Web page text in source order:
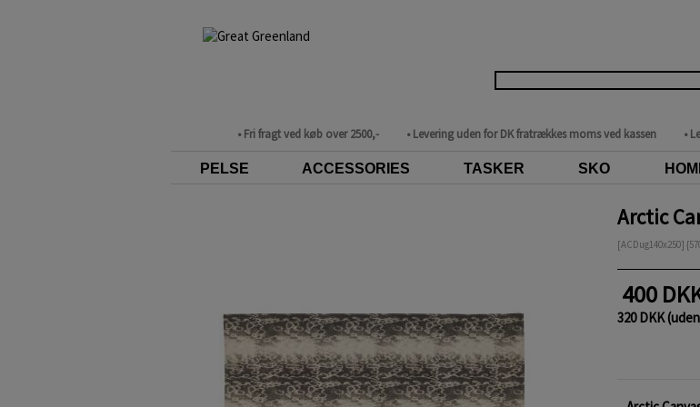
• Fri fragt ved køb over 2500,- • Levering uden for DK fratrækkes moms ved kassen •
PELSE ACCESSORIES TASKER SKO
Arctic
[ACDug140x250]
400
320 DKK